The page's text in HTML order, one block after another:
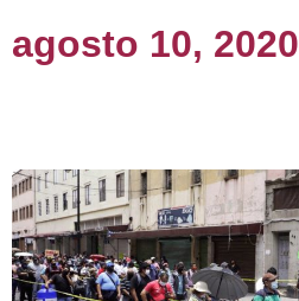
agosto 10, 2020